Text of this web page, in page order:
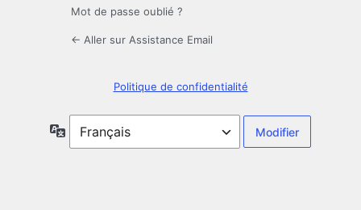
Mot de passe oublié ?
← Aller sur Assistance Email
Politique de confidentialité
Langue